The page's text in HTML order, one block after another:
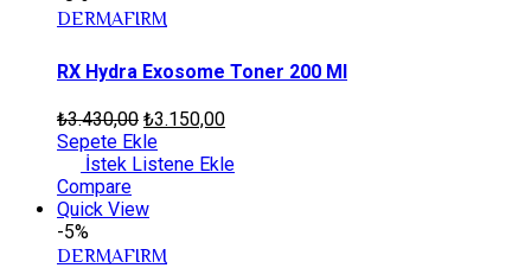
DERMAFIRM
RX Hydra Exosome Toner 200 Ml
₺3.430,00 ₺3.150,00
Sepete Ekle
İstek Listene Ekle
Compare
Quick View
-5%
DERMAFIRM